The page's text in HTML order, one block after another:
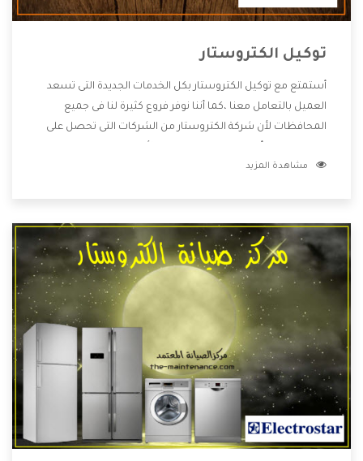
توكيل الكتروستار
أستمتع مع توكيل الكتروستار بكل الخدمات الجديدة التى تسعد
العميل بالتعامل معنا ،كما أننا نوفر فروع كثيرة لنا فى جميع
المحافظات لأن شركة الكتروستار من الشركات التى تحصل على
كما أنها تهتم بالخدمات التى تكون بعد البيع معنا هتحصل على
مشاهدة المزيد